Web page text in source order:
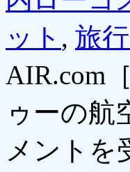
ット , 旅
AIR.com
ゥーの航
メントを